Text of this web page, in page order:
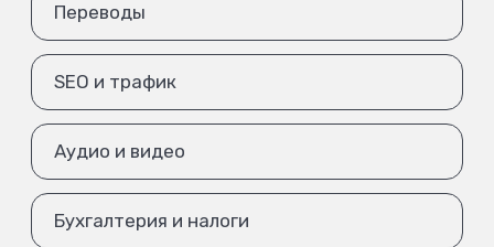
Переводы
SEO и трафик
Аудио и видео
Бухгалтерия и налоги